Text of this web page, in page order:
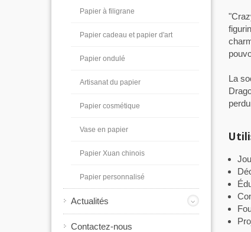
Papier à filigrane
Papier cadeau et papier d'art
Papier ondulé
Artisanat du papier
Papier cosmétique
Vase en papier
Papier Xuan chinois
Papier personnalisé
Actualités
Contactez-nous
La